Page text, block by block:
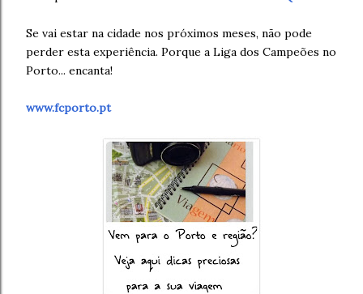
Se vai estar na cidade nos próximos meses, não pode
perder esta experiência. Porque a Liga dos Campeões no
Porto... encanta!
www.fcporto.pt